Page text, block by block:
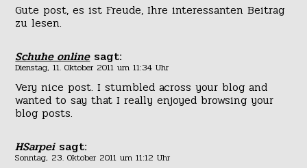
Gute post, es ist Freude, Ihre interessanten Beitrag
zu lesen.
Schuhe online sagt:
Dienstag, 11. Oktober 2011 um 11:34 Uhr
Very nice post. I stumbled across your blog and
wanted to say that I really enjoyed browsing your
blog posts.
HSarpei sagt:
Sonntag, 23. Oktober 2011 um 11:12 Uhr